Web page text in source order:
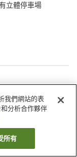
立體停車場
我們網站的表
分析合作夥伴
所有